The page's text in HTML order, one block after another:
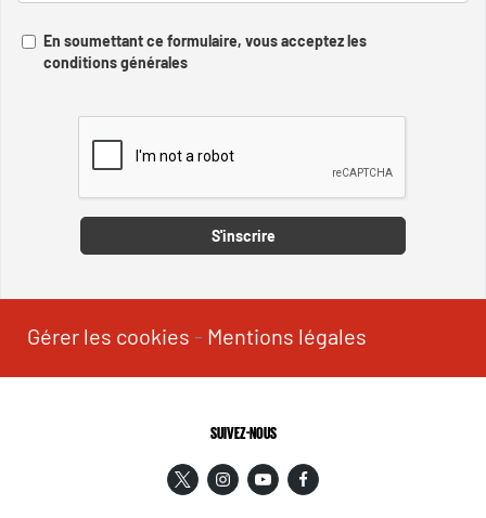
En soumettant ce formulaire, vous acceptez les
conditions générales
S'inscrire
Gérer les cookies - Mentions légales
SUIVEZ-NOUS